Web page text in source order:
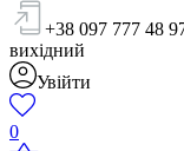
+38 097 777 48
вихідний
Увійти
0